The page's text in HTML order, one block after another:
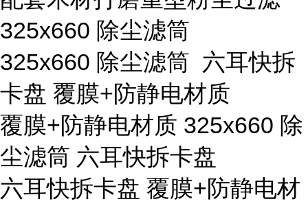
325x660 除尘滤筒
325x660 除尘滤筒 六耳快拆
卡盘 覆膜+防静电材质
覆膜+防静电材质 325x660 除
尘滤筒 六耳快拆卡盘
六耳快拆卡盘 覆膜+防静电材